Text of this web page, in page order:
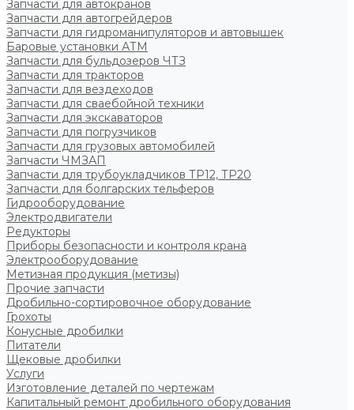
Запчасти для автокранов
Запчасти для автогрейдеров
Запчасти для гидроманипуляторов и автовышек
Баровые установки АТМ
Запчасти для бульдозеров ЧТЗ
Запчасти для тракторов
Запчасти для вездеходов
Запчасти для сваебойной техники
Запчасти для экскаваторов
Запчасти для погрузчиков
Запчасти для грузовых автомобилей
Запчасти ЧМЗАП
Запчасти для трубоукладчиков ТР12, ТР20
Запчасти для болгарских тельферов
Гидрооборудование
Электродвигатели
Редукторы
Приборы безопасности и контроля крана
Электрооборудование
Метизная продукция (метизы)
Прочие запчасти
Дробильно-сортировочное оборудование
Грохоты
Конусные дробилки
Питатели
Щековые дробилки
Услуги
Изготовление деталей по чертежам
Капитальный ремонт дробильного оборудования